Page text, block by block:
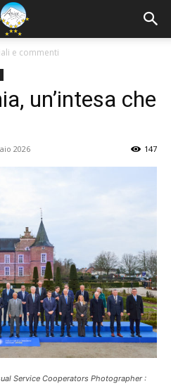
e commenti
un’intesa che
2026 147
Service Cooperators Photographer :